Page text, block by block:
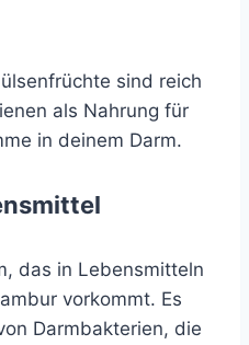
sind reich
als Nahrung für
in deinem Darm.
das in Lebensmitteln
vorkommt. Es
Darmbakterien, die